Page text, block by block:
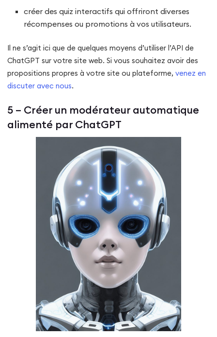
créer des quiz interactifs qui offriront diverses
récompenses ou promotions à vos utilisateurs.
Il ne s’agit ici que de quelques moyens d’utiliser l’API de
ChatGPT sur votre site web. Si vous souhaitez avoir des
propositions propres à votre site ou plateforme, venez en
discuter avec nous.
5 – Créer un modérateur automatique
alimenté par ChatGPT